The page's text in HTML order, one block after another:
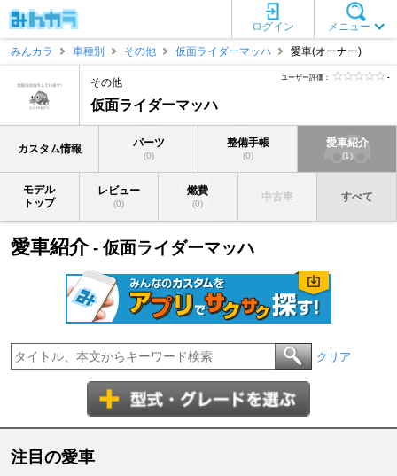
メニュー
ログイン
みんカラ
車種別 その他 仮面ライダーマッハ 愛車(オーナー)
その他
仮面ライダーマッハ
ユーザー評価： -
カスタム情報 パーツ
(0)
整備手帳
(0)
愛車紹介
(1)
モデル
トップ
レビュー
(0)
燃費
(0)
中古車 すべて
愛車紹介- 仮面ライダーマッハ
クリア
注目の愛車